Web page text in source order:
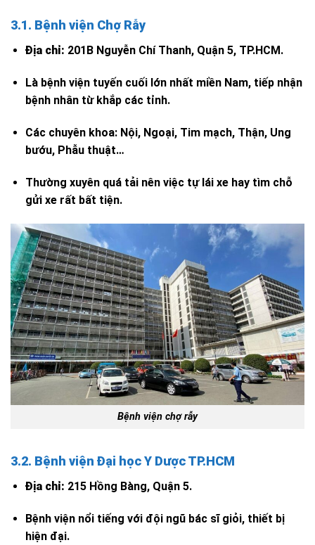
3.1. Bệnh viện Chợ Rẫy
Địa chỉ: 201B Nguyễn Chí Thanh, Quận 5, TP.HCM.
Là bệnh viện tuyến cuối lớn nhất miền Nam, tiếp nhận
bệnh nhân từ khắp các tỉnh.
Các chuyên khoa: Nội, Ngoại, Tim mạch, Thận, Ung
bướu, Phẫu thuật…
Thường xuyên quá tải nên việc tự lái xe hay tìm chỗ
gửi xe rất bất tiện.
Bệnh viện chợ rẫy
3.2. Bệnh viện Đại học Y Dược TP.HCM
Địa chỉ: 215 Hồng Bàng, Quận 5.
Bệnh viện nổi tiếng với đội ngũ bác sĩ giỏi, thiết bị
hiện đại.